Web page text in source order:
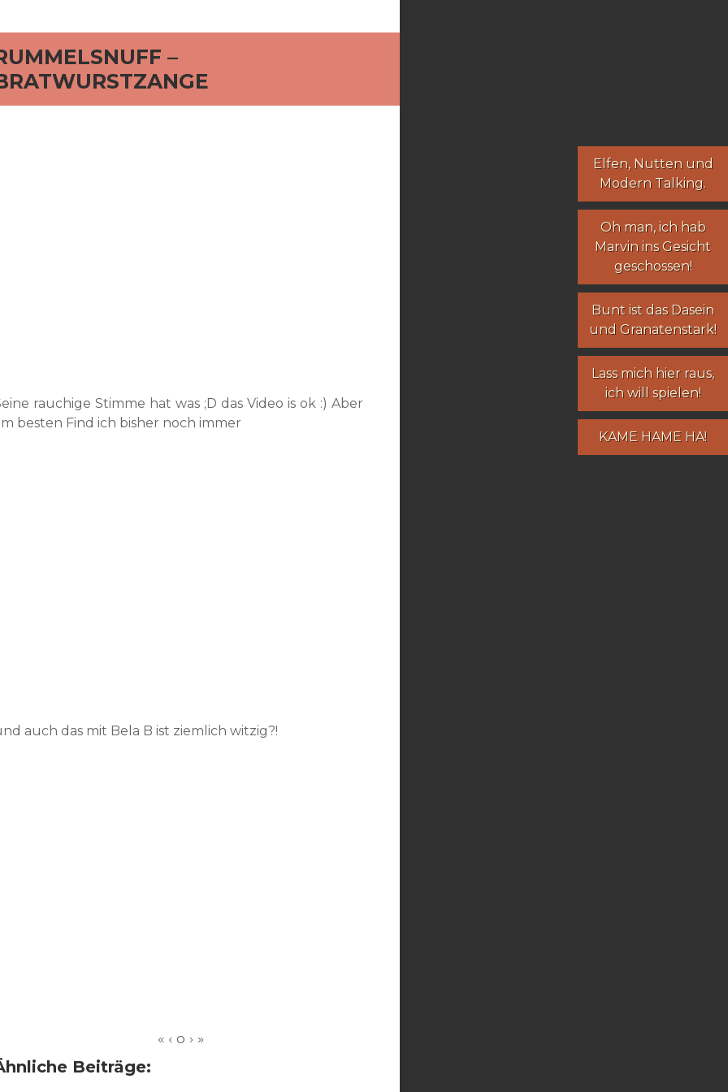
Elfen, Nuttenund
Modern Talking.
Oh man, ich hab
Marvin ins Gesicht
geschossen!
Bunt ist das Dasein
und Granatenstark!
Lass mich hier raus,
ich will spielen!
KAME HAME HA!
–
rauchige Stimme hat was ;D das Video is ok :) Aber
besten Find ich bisher noch immer
auch das mit Bela B ist ziemlich witzig?!
Beiträge: